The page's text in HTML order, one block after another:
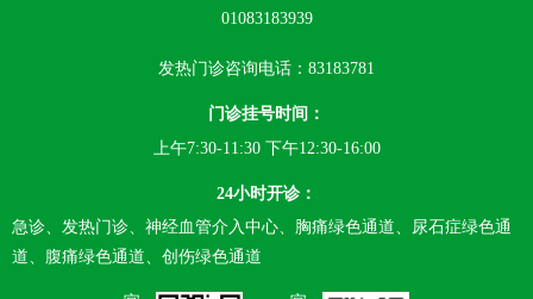
01083183939
发热门诊咨询电话：83183781
门诊挂号时间：
上午7:30-11:30 下午12:30-16:00
24小时开诊：
急诊、发热门诊、神经血管介入中心、胸痛绿色通道、尿石症绿色通
道、腹痛绿色通道、创伤绿色通道